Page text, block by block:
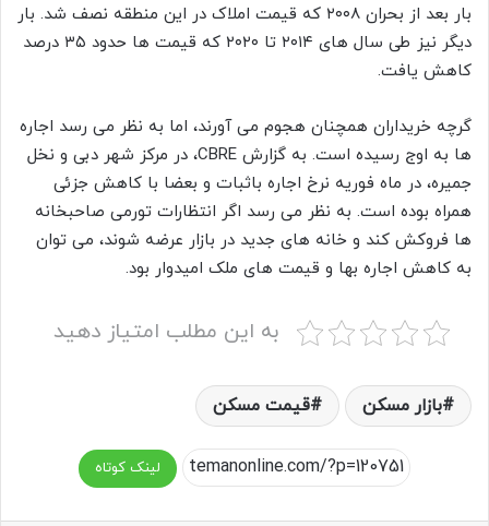
بار بعد از بحران ۲۰۰۸ که قیمت املاک در این منطقه نصف شد. بار
دیگر نیز طی سال های ۲۰۱۴ تا ۲۰۲۰ که قیمت ها حدود ۳۵ درصد
کاهش یافت.
گرچه خریداران همچنان هجوم می آورند، اما به نظر می رسد اجاره
ها به اوج رسیده است. به گزارش CBRE، در مرکز شهر دبی و نخل
جمیره، در ماه فوریه نرخ اجاره باثبات و بعضا با کاهش جزئی
همراه بوده است. به نظر می رسد اگر انتظارات تورمی صاحبخانه
ها فروکش کند و خانه های جدید در بازار عرضه شوند، می توان
به کاهش اجاره بها و قیمت های ملک امیدوار بود.
به این مطلب امتیاز دهید
بازار مسکن قیمت مسکن
لینک کوتاه